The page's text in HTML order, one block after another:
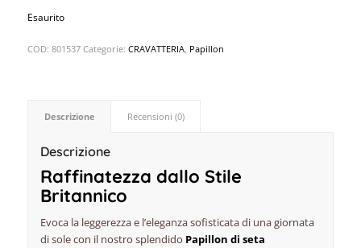
Esaurito
COD: 801537 Categorie: CRAVATTERIA, Papillon
Descrizione Recensioni (0)
Descrizione
Raffinatezza dallo Stile
Britannico
Evoca la leggerezza e l’eleganza sofisticata di una giornata
di sole con il nostro splendido Papillon di seta